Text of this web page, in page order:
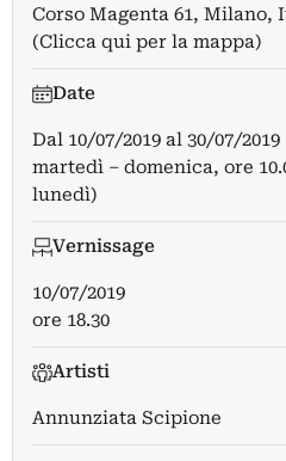
Corso Magenta 61, Milano,
(Clicca qui per la mappa)
Date
Dal 10/07/2019 al 30/07/2019
martedì – domenica, ore
lunedì)
Vernissage
10/07/2019
ore 18.30
Artisti
Annunziata Scipione